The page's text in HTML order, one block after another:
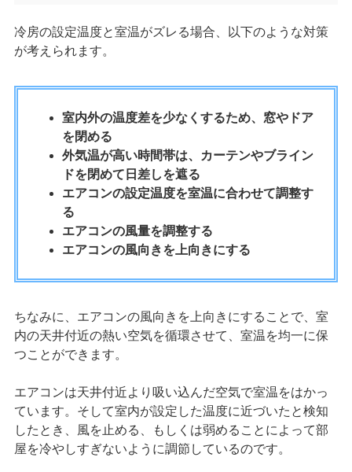
冷房の設定温度と室温がズレる場合、以下のような対策
が考えられます。
室内外の温度差を少なくするため、窓やドア
を閉める
外気温が高い時間帯は、カーテンやブライン
ドを閉めて日差しを遮る
エアコンの設定温度を室温に合わせて調整す
る
エアコンの風量を調整する
エアコンの風向きを上向きにする
ちなみに、エアコンの風向きを上向きにすることで、室
内の天井付近の熱い空気を循環させて、室温を均一に保
つことができます。
エアコンは天井付近より吸い込んだ空気で室温をはかっ
ています。そして室内が設定した温度に近づいたと検知
したとき、風を止める、もしくは弱めることによって部
屋を冷やしすぎないように調節しているのです。